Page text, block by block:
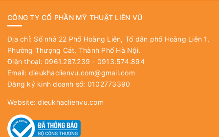
CÔNG TY CỔ PHẦN MỸ THUẬT LIÊN VŨ
Địa chỉ: Số nhà 22 Phố Hoàng Liên, Tổ dân phố Hoàng Liên 1,
Phường Thượng Cát, Thành Phố Hà Nội.
Điện thoại: 0961.287.239 - 0913.574.894
Email: dieukhaclienvu.com@gmail.com
Đăng ký kinh doanh số: 0102773390
Website:dieukhaclienvu.com